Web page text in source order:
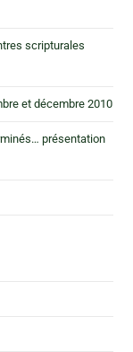
scripturales
et décembre 2010
présentation